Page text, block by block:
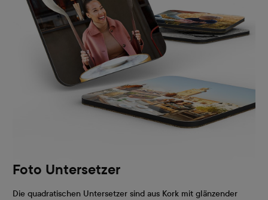
Foto Untersetzer
Die quadratischen Untersetzer sind aus Kork mit glänzender